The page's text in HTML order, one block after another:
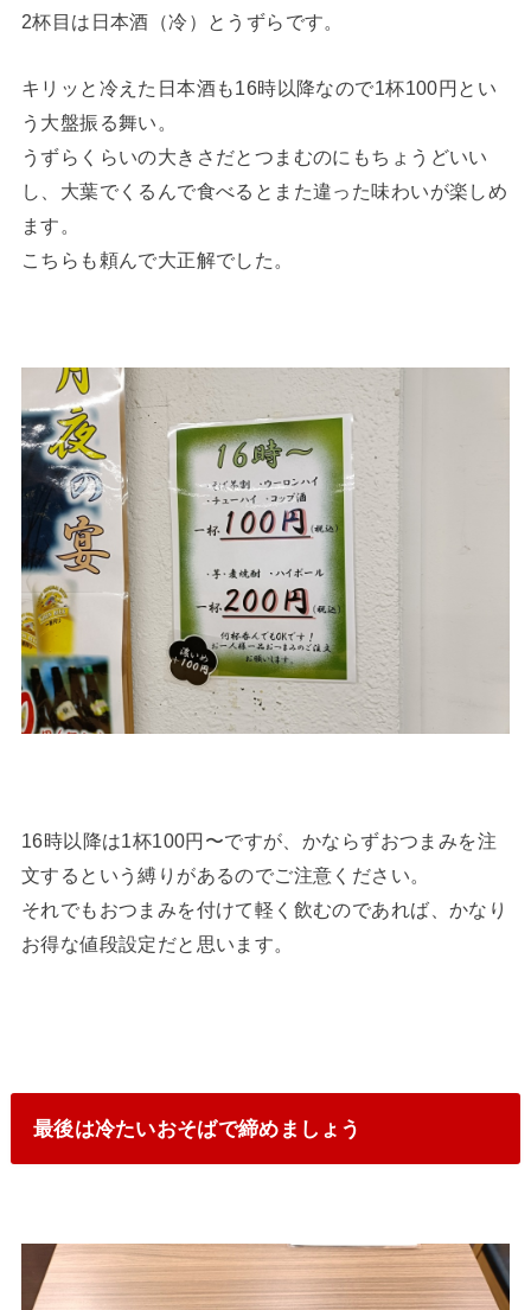
2杯目は日本酒（冷）とうずらです。
キリッと冷えた日本酒も16時以降なので1杯100円とい
う大盤振る舞い。
うずらくらいの大きさだとつまむのにもちょうどいい
し、大葉でくるんで食べるとまた違った味わいが楽しめ
ます。
こちらも頼んで大正解でした。
16時以降は1杯100円〜ですが、かならずおつまみを注
文するという縛りがあるのでご注意ください。
それでもおつまみを付けて軽く飲むのであれば、かなり
お得な値段設定だと思います。
最後は冷たいおそばで締めましょう